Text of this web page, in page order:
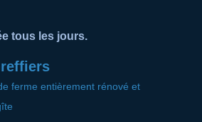
tous les jours.
ferme entièrement rénové et